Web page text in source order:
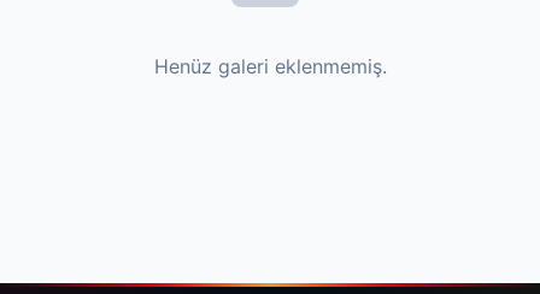
Henüz galeri eklenmemiş.